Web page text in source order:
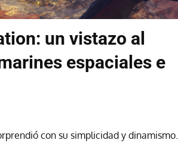
un vistazo al
espaciales e
con su simplicidad y dinamismo.